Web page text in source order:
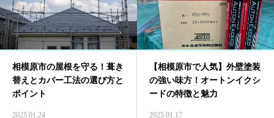
相模原市の屋根を守る！葺き
替えとカバー工法の選び方と
ポイント
2025.01.24
【相模原市で人気】外壁塗装
の強い味方！オートンイクシ
ードの特徴と魅力
2025.01.17